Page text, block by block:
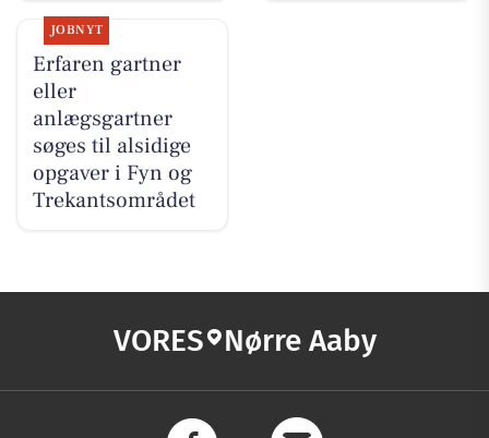
JOBNYT
Erfaren gartner
eller
anlægsgartner
søges til alsidige
opgaver i Fyn og
Trekantsområdet
VORES Nørre Aaby